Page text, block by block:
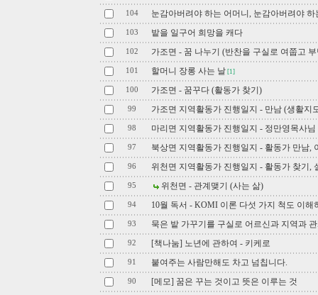
104 눈감아버려야 하는 어머니, 눈감아버려야
103 밭을 일구어 희망을 캐다
102 가조면 - 꿈 나누기 (반찬을 구실로 여쭙고
101 할머니 장롱 사는 날 [1]
100 가조면 - 꿈꾸다 (활동가 찾기)
99 가조면 지역활동가 진행일지 - 만남 (생활지
98 마리면 지역활동가 진행일지 - 정만영목사님
97 북상면 지역활동가 진행일지 - 활동가 만남,
96 위천면 지역활동가 진행일지 - 활동가 찾기,
95 위천면 - 관계맺기 (사는 삶)
94 10월 독서 - KOMI 이론 다섯 가지 척도 이해
93 묵은 밭 가꾸기를 구실로 어르신과 지역과
92 [책나눔] 노년에 관하여 - 키케로
91 붙여주는 사람만해도 차고 넘칩니다.
90 [메모] 꿈은 꾸는 것이고 뜻은 이루는 것